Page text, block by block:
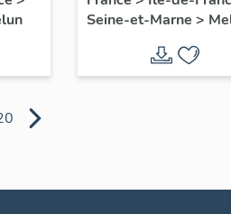
fondateur de la
Seine-et-Marne >